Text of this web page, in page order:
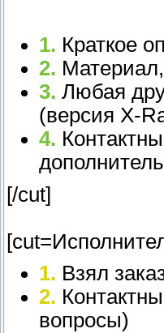
1. Краткое
2.
3. Любая
(версия X-
4.
[/cut]
1. Взял
2.
вопросы)